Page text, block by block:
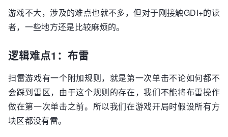
///
标记失误(仅在游戏结束时用于绘制)
///
</summary>
    MarkMissed
游戏不大，涉及的难点也就不多，但对于刚接触GDI+的读
者，一些地方还是比较麻烦的。
逻辑难点1：布雷
扫雷游戏有一个附加规则，就是第一次单击不论如何都不
会踩到雷区，由于这个规则的存在，我们不能将布雷操作
做在第一次单击之前。所以我们在游戏开局时假设所有方
块区都没有雷。